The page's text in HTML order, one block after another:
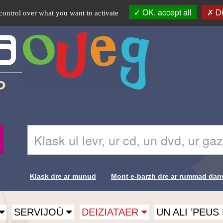
over what you want to activate OK, accept all
Recherche-
Br
e-
barzh
lec'hienn
Liens de
recherche-
Klask dre ar munud Mont e-barzh dre ar rummad
SERVIJOÙ DEIZIATAER
UN ALI